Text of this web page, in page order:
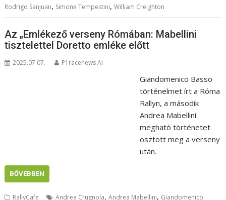
Rodrigo Sanjuan, Simone Tempestini,William Creighton
Az „Emlékező verseny Rómában: Mabellini
tisztelettel Doretto emléke előtt
2025.07.07. P1racenews AI
Giandomenico Basso
történelmet írt a Róma
Rallyn, a második
Andrea Mabellini
megható történetet
osztott meg a verseny
után.
BŐVEBBEN
RallyCafe Andrea Crugnola,Andrea Mabellini, Giandomenico